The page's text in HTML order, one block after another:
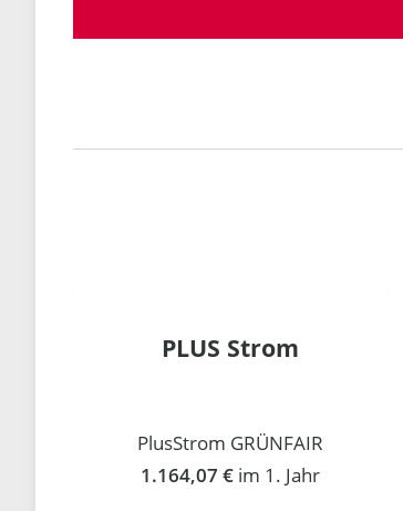
PLUS Strom
PlusStrom GRÜNFAIR
1.164,07 € im 1. Jahr